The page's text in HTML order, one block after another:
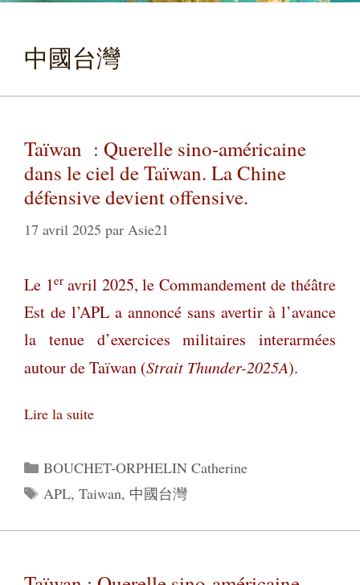
中國台灣
Taïwan : Querelle sino-américaine
dans le ciel de Taïwan. La Chine
défensive devient offensive.
17 avril 2025 par Asie21
Le 1eravril 2025, le Commandement de théâtre
Est de l’APL a annoncé sans avertir à l’avance
la tenue d’exercices militaires interarmées
autour de Taïwan (Strait Thunder-2025A).
Lire la suite
Catégories
BOUCHET-ORPHELIN Catherine
Étiquettes
APL, Taiwan, 中國台灣